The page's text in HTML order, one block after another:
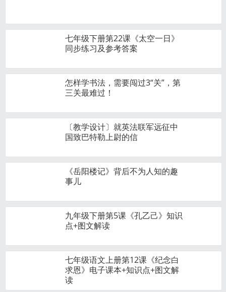
七年级下册第22课《太空一日》
同步练习及参考答案
怎样学书法，需要闯过3“关”，第
三关最难过！
〔教学设计〕就英法联军远征中
国致巴特勒上尉的信
《岳阳楼记》背后不为人知的趣
事儿
九年级下册第5课《孔乙己》知识
点+图文解读
七年级语文上册第12课《纪念白
求恩》电子课本+知识点+图文解
读